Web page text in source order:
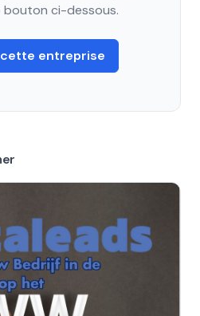
bouton ci-dessous.
cette entreprise